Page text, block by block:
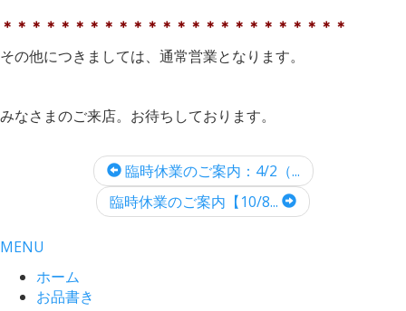
＊＊＊＊＊＊＊＊＊＊＊＊＊＊＊＊＊＊＊＊＊＊＊＊
その他につきましては、通常営業となります。
みなさまのご来店。お待ちしております。
臨時休業のご案内：4/2（...
臨時休業のご案内【10/8...
MENU
ホーム
お品書き